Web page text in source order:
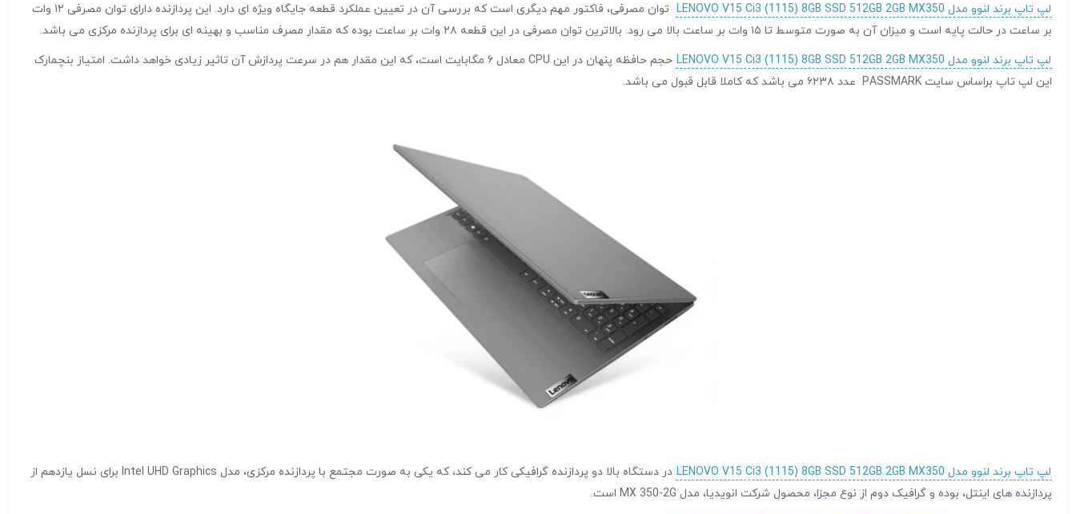
لپ تاپ برند لنوو مدل LENOVO V15 Ci3 (1115) 8GB SSD 512GB 2GB MX350
توان مصرفی، فاکتور مهم دیگری است که بررسی آن در تعیین عملکرد قطعه جایگاه ویژه ای دارد. این پردازنده دارای توان مصرفی ۱۲ وات
بر ساعت در حالت پایه است و میزان آن به صورت متوسط تا ۱۵ وات بر ساعت بالا می رود. بالاترین توان مصرفی در این قطعه ۲۸ وات بر ساعت بوده که مقدار مصرف مناسب و بهینه ای برای پردازنده مرکزی می باشد.
لپ تاپ برند لنوو مدل LENOVO V15 Ci3 (1115) 8GB SSD 512GB 2GB MX350
حجم حافظه پنهان در این CPU معادل ۶ مگابایت است، که این مقدار هم در سرعت پردازش آن تاثیر زیادی خواهد داشت. امتیاز بنچمارک
این لپ تاپ براساس سایت PASSMARK عدد ۶۲۳۸ می باشد که کاملا قابل قبول می باشد.
لپ تاپ برند لنوو مدل LENOVO V15 Ci3 (1115) 8GB SSD 512GB 2GB MX350
در دستگاه بالا دو پردازنده گرافیکی کار می کند، که یکی به صورت مجتمع با پردازنده مرکزی، مدل Intel UHD Graphics برای نسل یازدهم از
پردازنده های اینتل، بوده و گرافیک دوم از نوع مجزا، محصول شرکت انویدیا، مدل MX 350-2G است.